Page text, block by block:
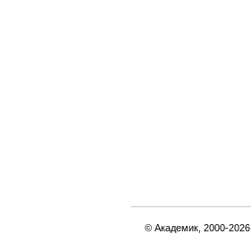
© Академик, 2000-2026